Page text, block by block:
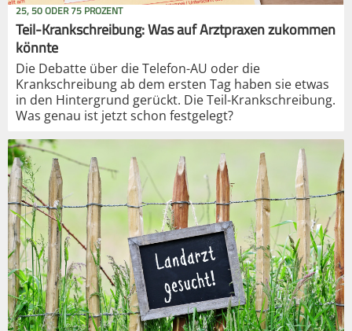
25, 50 ODER 75 PROZENT
Teil-Krankschreibung: Was auf Arztpraxen zukommen
könnte
Die Debatte über die Telefon-AU oder die
Krankschreibung ab dem ersten Tag haben sie etwas
in den Hintergrund gerückt. Die Teil-Krankschreibung.
Was genau ist jetzt schon festgelegt?